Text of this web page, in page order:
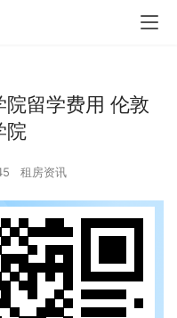
留学费用 伦敦
院
租房资讯